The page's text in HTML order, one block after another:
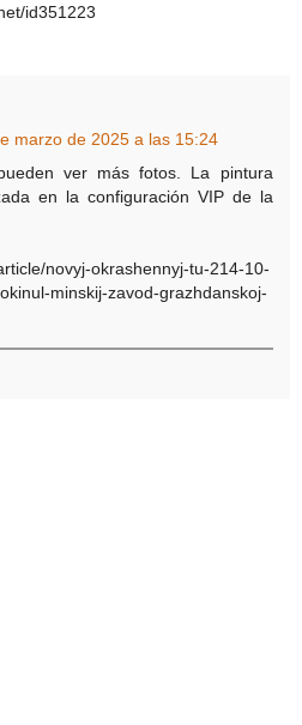
id351223
marzo de 2025 a las 15:24
ver más fotos. La pintura
en la configuración VIP de la
novyj-okrashennyj-tu-214-10-
minskij-zavod-grazhdanskoj-